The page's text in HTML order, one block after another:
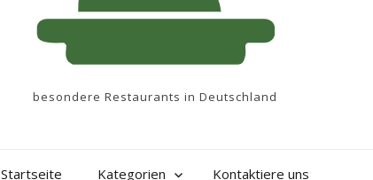
besondere Restaurants in Deutschland
Startseite Kategorien Kontaktiere uns